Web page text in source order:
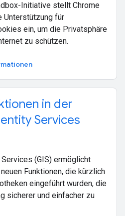
Initiative stellt Chrome
Unterstützung für
ein, um die Privatsphäre
zu schützen.
in der
Services
(GIS) ermöglicht
Funktionen, die kürzlich
eingeführt wurden, die
sicherer und einfacher zu